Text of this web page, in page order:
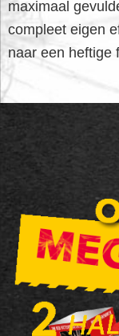
maximaal
compleet eigen
naar een heftige
FOOTER
WIDGET
HEADER
SALE